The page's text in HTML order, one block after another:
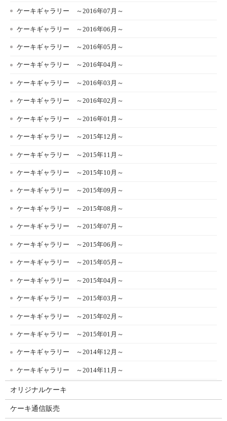
ケーキギャラリー ～2016年07月～
ケーキギャラリー ～2016年06月～
ケーキギャラリー ～2016年05月～
ケーキギャラリー ～2016年04月～
ケーキギャラリー ～2016年03月～
ケーキギャラリー ～2016年02月～
ケーキギャラリー ～2016年01月～
ケーキギャラリー ～2015年12月～
ケーキギャラリー ～2015年11月～
ケーキギャラリー ～2015年10月～
ケーキギャラリー ～2015年09月～
ケーキギャラリー ～2015年08月～
ケーキギャラリー ～2015年07月～
ケーキギャラリー ～2015年06月～
ケーキギャラリー ～2015年05月～
ケーキギャラリー ～2015年04月～
ケーキギャラリー ～2015年03月～
ケーキギャラリー ～2015年02月～
ケーキギャラリー ～2015年01月～
ケーキギャラリー ～2014年12月～
ケーキギャラリー ～2014年11月～
オリジナルケーキ
ケーキ通信販売